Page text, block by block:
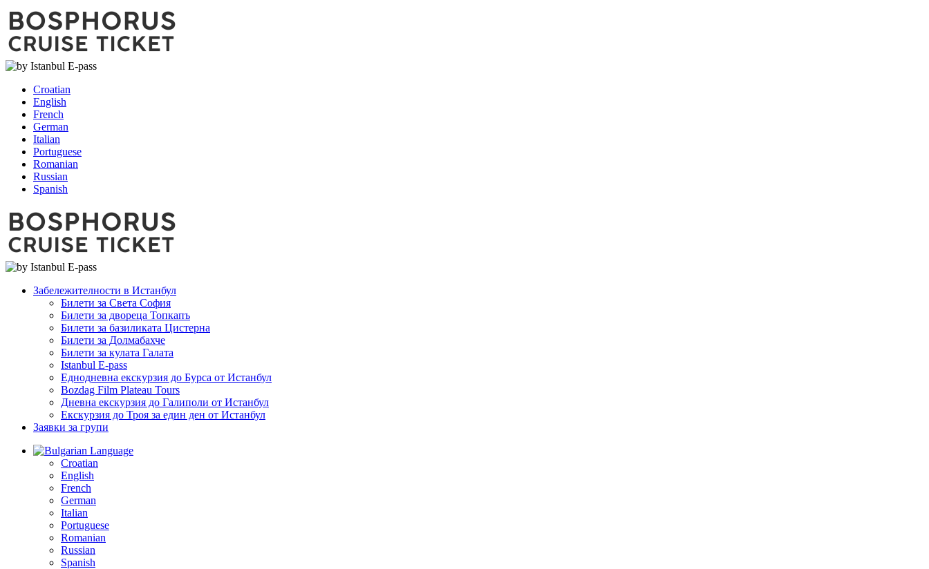
Croatian
English
French
German
Italian
Portuguese
Romanian
Russian
Spanish
Забележителности в Истанбул
Билети за Света София
Билети за двореца Топкапъ
Билети за базиликата Цистерна
Билети за Долмабахче
Билети за кулата Галата
Istanbul E-pass
Еднодневна екскурзия до Бурса от Истанбул
Bozdag Film Plateau Tours
Дневна екскурзия до Галиполи от Истанбул
Екскурзия до Троя за един ден от Истанбул
Заявки за групи
Language
Croatian
English
French
German
Italian
Portuguese
Romanian
Russian
Spanish